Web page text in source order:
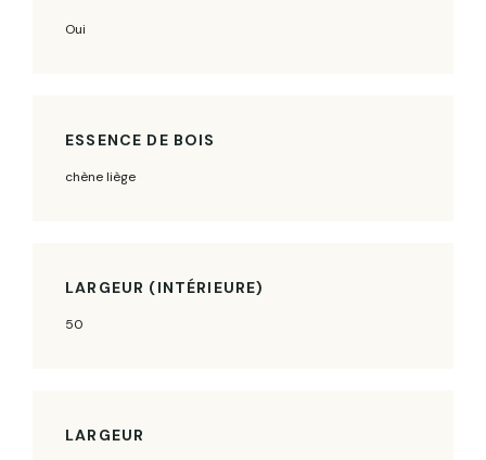
Oui
ESSENCE DE BOIS
chène liège
LARGEUR (INTÉRIEURE)
50
LARGEUR